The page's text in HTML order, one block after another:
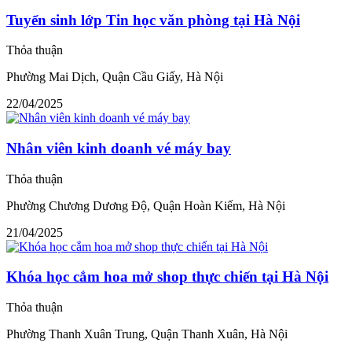
Tuyển sinh lớp Tin học văn phòng tại Hà Nội
Thỏa thuận
Phường Mai Dịch, Quận Cầu Giấy, Hà Nội
22/04/2025
Nhân viên kinh doanh vé máy bay
Thỏa thuận
Phường Chương Dương Độ, Quận Hoàn Kiếm, Hà Nội
21/04/2025
Khóa học cắm hoa mở shop thực chiến tại Hà Nội
Thỏa thuận
Phường Thanh Xuân Trung, Quận Thanh Xuân, Hà Nội